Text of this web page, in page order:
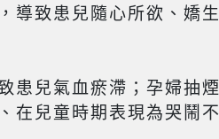
導致患兒隨心所欲、嬌
患兒氣血瘀滯；孕婦抽
在兒童時期表現為哭鬧